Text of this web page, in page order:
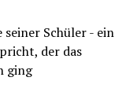
Schüler - ein
der das
ging